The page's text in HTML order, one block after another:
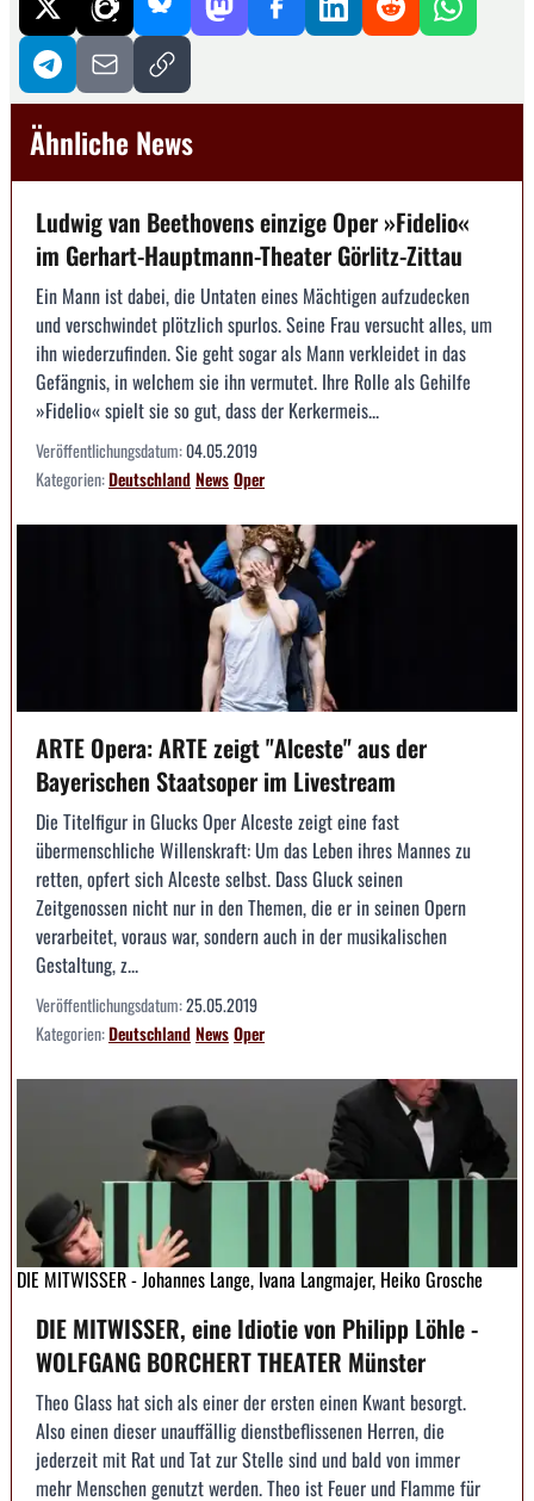
Ähnliche News
Ludwig van Beethovens einzige Oper »Fidelio«
im Gerhart-Hauptmann-Theater Görlitz-Zittau
Ein Mann ist dabei, die Untaten eines Mächtigen aufzudecken
und verschwindet plötzlich spurlos. Seine Frau versucht alles, um
ihn wiederzufinden. Sie geht sogar als Mann verkleidet in das
Gefängnis, in welchem sie ihn vermutet. Ihre Rolle als Gehilfe
»Fidelio« spielt sie so gut, dass der Kerkermeis...
Veröffentlichungsdatum:04.05.2019
Kategorien:DeutschlandNewsOper
ARTE Opera: ARTE zeigt "Alceste" aus der
Bayerischen Staatsoper im Livestream
Die Titelfigur in Glucks Oper Alceste zeigt eine fast
übermenschliche Willenskraft: Um das Leben ihres Mannes zu
retten, opfert sich Alceste selbst. Dass Gluck seinen
Zeitgenossen nicht nur in den Themen, die er in seinen Opern
verarbeitet, voraus war, sondern auch in der musikalischen
Gestaltung, z...
Veröffentlichungsdatum:25.05.2019
Kategorien:DeutschlandNewsOper
DIE MITWISSER - Johannes Lange, Ivana Langmajer, Heiko Grosche
DIE MITWISSER, eine Idiotie von Philipp Löhle -
WOLFGANG BORCHERT THEATER Münster
Theo Glass hat sich als einer der ersten einen Kwant besorgt.
Also einen dieser unauffällig dienstbeflissenen Herren, die
jederzeit mit Rat und Tat zur Stelle sind und bald von immer
mehr Menschen genutzt werden. Theo ist Feuer und Flamme für